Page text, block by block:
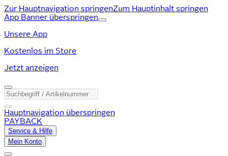
Zur Hauptnavigation springenZum Hauptinhalt springen
App Banner überspringen
Unsere App
Kostenlos im Store
Jetzt anzeigen
Hauptnavigation überspringen
PAYBACK
Service & Hilfe
Mein Konto